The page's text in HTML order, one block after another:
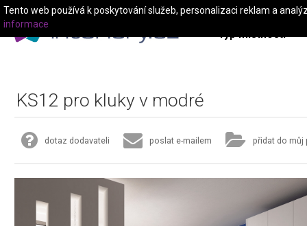
Typ místnosti
KS12 pro kluky v modré
dotaz dodavateli poslat e-mailem přidat do můj
Tento web používá k poskytování služeb, personalizaci reklam a
informace